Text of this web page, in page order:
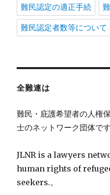
難民認定の適正手続
難民認定者数等について
全難連は
難民・庇護希望者の人権
士のネットワーク団体です
JLNR is a lawyers
human rights of
seekers.。